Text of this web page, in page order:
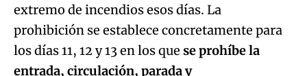
extremo de incendios esos días. La
prohibición se establece concretamente para
los días 11, 12 y 13 en los que se prohíbe la
entrada, circulación, parada y